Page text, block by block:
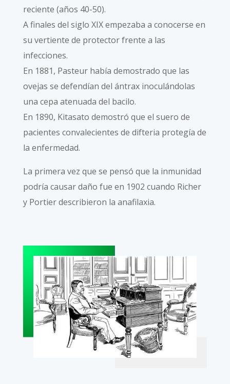
reciente (años 40-50).
A finales del siglo XIX empezaba a conocerse en
su vertiente de protector frente a las
infecciones.
En 1881, Pasteur había demostrado que las
ovejas se defendían del ántrax inoculándolas
una cepa atenuada del bacilo.
En 1890, Kitasato demostró que el suero de
pacientes convalecientes de difteria protegía de
la enfermedad.
La primera vez que se pensó que la inmunidad
podría causar daño fue en 1902 cuando Richer
y Portier describieron la anafilaxia.